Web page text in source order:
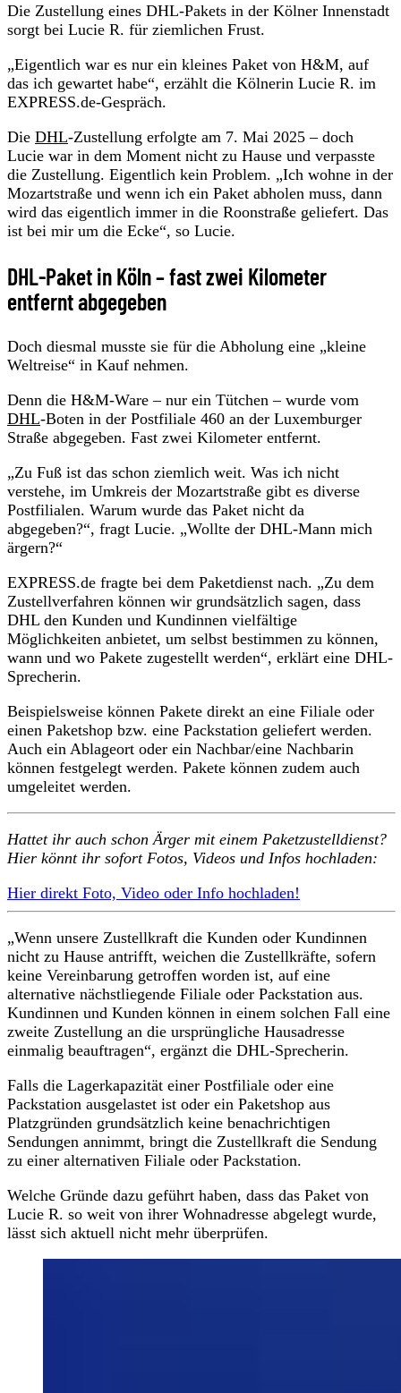
Die Zustellung eines DHL-Pakets in der Kölner Innenstadt
sorgt bei Lucie R. für ziemlichen Frust.
„Eigentlich war es nur ein kleines Paket von H&M, auf
das ich gewartet habe“, erzählt die Kölnerin Lucie R. im
EXPRESS.de-Gespräch.
Die DHL-Zustellung erfolgte am 7. Mai 2025 – doch
Lucie war in dem Moment nicht zu Hause und verpasste
die Zustellung. Eigentlich kein Problem. „Ich wohne in der
Mozartstraße und wenn ich ein Paket abholen muss, dann
wird das eigentlich immer in die Roonstraße geliefert. Das
ist bei mir um die Ecke“, so Lucie.
DHL-Paket in Köln – fast zwei Kilometer
entfernt abgegeben
Doch diesmal musste sie für die Abholung eine „kleine
Weltreise“ in Kauf nehmen.
Denn die H&M-Ware – nur ein Tütchen – wurde vom
DHL-Boten in der Postfiliale 460 an der Luxemburger
Straße abgegeben. Fast zwei Kilometer entfernt.
„Zu Fuß ist das schon ziemlich weit. Was ich nicht
verstehe, im Umkreis der Mozartstraße gibt es diverse
Postfilialen. Warum wurde das Paket nicht da
abgegeben?“, fragt Lucie. „Wollte der DHL-Mann mich
ärgern?“
EXPRESS.de fragte bei dem Paketdienst nach. „Zu dem
Zustellverfahren können wir grundsätzlich sagen, dass
DHL den Kunden und Kundinnen vielfältige
Möglichkeiten anbietet, um selbst bestimmen zu können,
wann und wo Pakete zugestellt werden“, erklärt eine DHL-
Sprecherin.
Beispielsweise können Pakete direkt an eine Filiale oder
einen Paketshop bzw. eine Packstation geliefert werden.
Auch ein Ablageort oder ein Nachbar/eine Nachbarin
können festgelegt werden. Pakete können zudem auch
umgeleitet werden.
Hattet ihr auch schon Ärger mit einem Paketzustelldienst?
Hier könnt ihr sofort Fotos, Videos und Infos hochladen:
Hier direkt Foto, Video oder Info hochladen!
„Wenn unsere Zustellkraft die Kunden oder Kundinnen
nicht zu Hause antrifft, weichen die Zustellkräfte, sofern
keine Vereinbarung getroffen worden ist, auf eine
alternative nächstliegende Filiale oder Packstation aus.
Kundinnen und Kunden können in einem solchen Fall eine
zweite Zustellung an die ursprüngliche Hausadresse
einmalig beauftragen“, ergänzt die DHL-Sprecherin.
Falls die Lagerkapazität einer Postfiliale oder eine
Packstation ausgelastet ist oder ein Paketshop aus
Platzgründen grundsätzlich keine benachrichtigen
Sendungen annimmt, bringt die Zustellkraft die Sendung
zu einer alternativen Filiale oder Packstation.
Welche Gründe dazu geführt haben, dass das Paket von
Lucie R. so weit von ihrer Wohnadresse abgelegt wurde,
lässt sich aktuell nicht mehr überprüfen.